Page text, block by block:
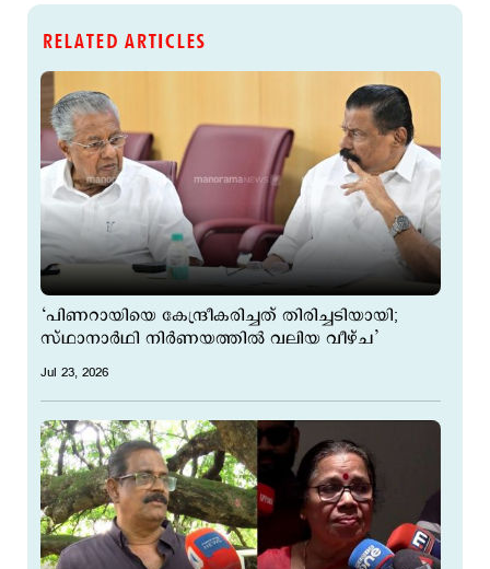
RELATED ARTICLES
‘പിണറായിയെ കേന്ദ്രീകരിച്ചത് തിരിച്ചടിയായി;
സ്ഥാനാര്‍ഥി നിര്‍ണയത്തില്‍ വലിയ വീഴ്ച’
Jul 23, 2026